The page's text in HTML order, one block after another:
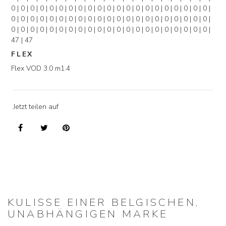
0 | 0 | 0 | 0 | 0 | 0 | 0 | 0 | 0 | 0 | 0 | 0 | 0 | 0 | 0 | 0 | 0 | 0 | 0 | 0 | 0 |
0 | 0 | 0 | 0 | 0 | 0 | 0 | 0 | 0 | 0 | 0 | 0 | 0 | 0 | 0 | 0 | 0 | 0 | 0 | 0 | 0 |
0 | 0 | 0 | 0 | 0 | 0 | 0 | 0 | 0 | 0 | 0 | 0 | 0 | 0 | 0 | 0 | 0 | 0 | 0 | 0 | 0 |
47 | 47
FLEX
Flex VOD 3.0 m1.4
Jetzt teilen auf
KULISSE EINER BELGISCHEN,
UNABHÄNGIGEN MARKE